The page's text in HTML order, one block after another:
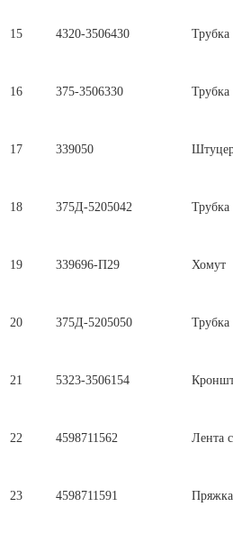
15 4320-3506430
16 375-3506330 Трубка
17 339050
18 375Д-5205042 Трубка
19 339696-П29 Хомут
20 375Д-5205050
21 5323-3506154
22 4598711562 Лента
23 4598711591 Пряжка